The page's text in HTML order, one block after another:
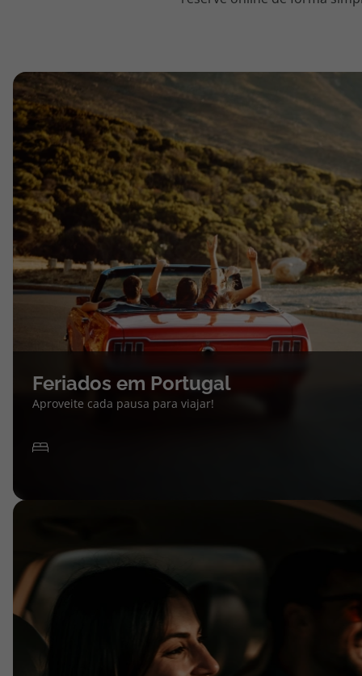
topatlantico@topatlantico.com
Feriados em Portugal
Aproveite cada pausa para viajar!